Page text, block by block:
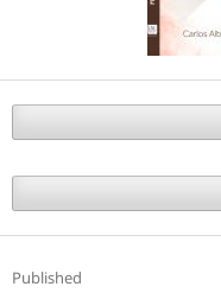
Published